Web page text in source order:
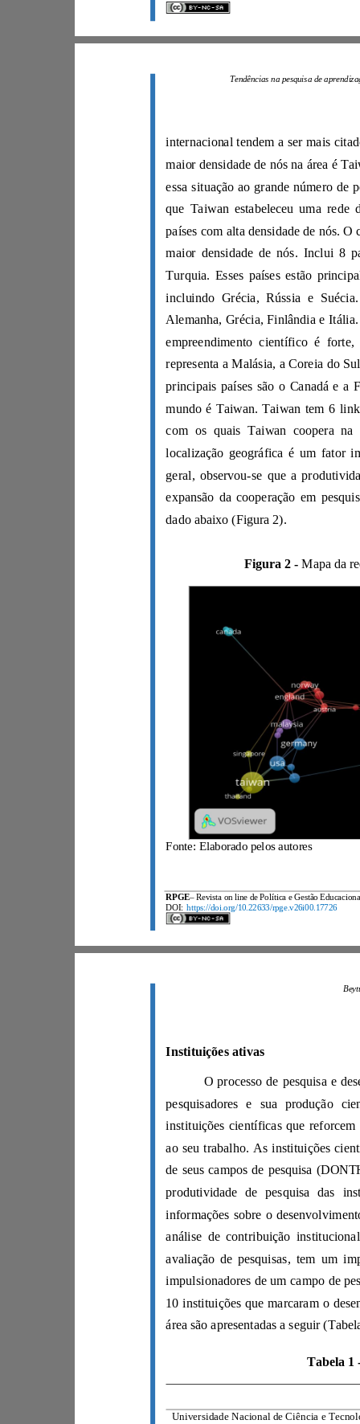
RPGE
DOI:
https://doi.org/10.22633/rpge.v26i00.17726
dado abaixo (Figura 2).
Figura 2 -
Fonte: Elaborado pelos autores
Instituições ativas